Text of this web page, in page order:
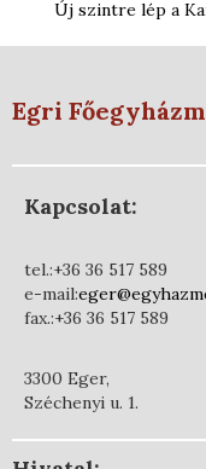
Új szintre lép a
Egri
Kapcsolat:
tel.:+36 36 517 589
e-mail:
fax.:+36 36 517 589
3300 Eger,
Széchenyi u. 1.